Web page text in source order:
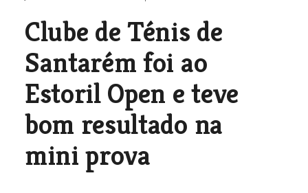
Clube de Ténis de
Santarém foi ao
Estoril Open e teve
bom resultado na
mini prova